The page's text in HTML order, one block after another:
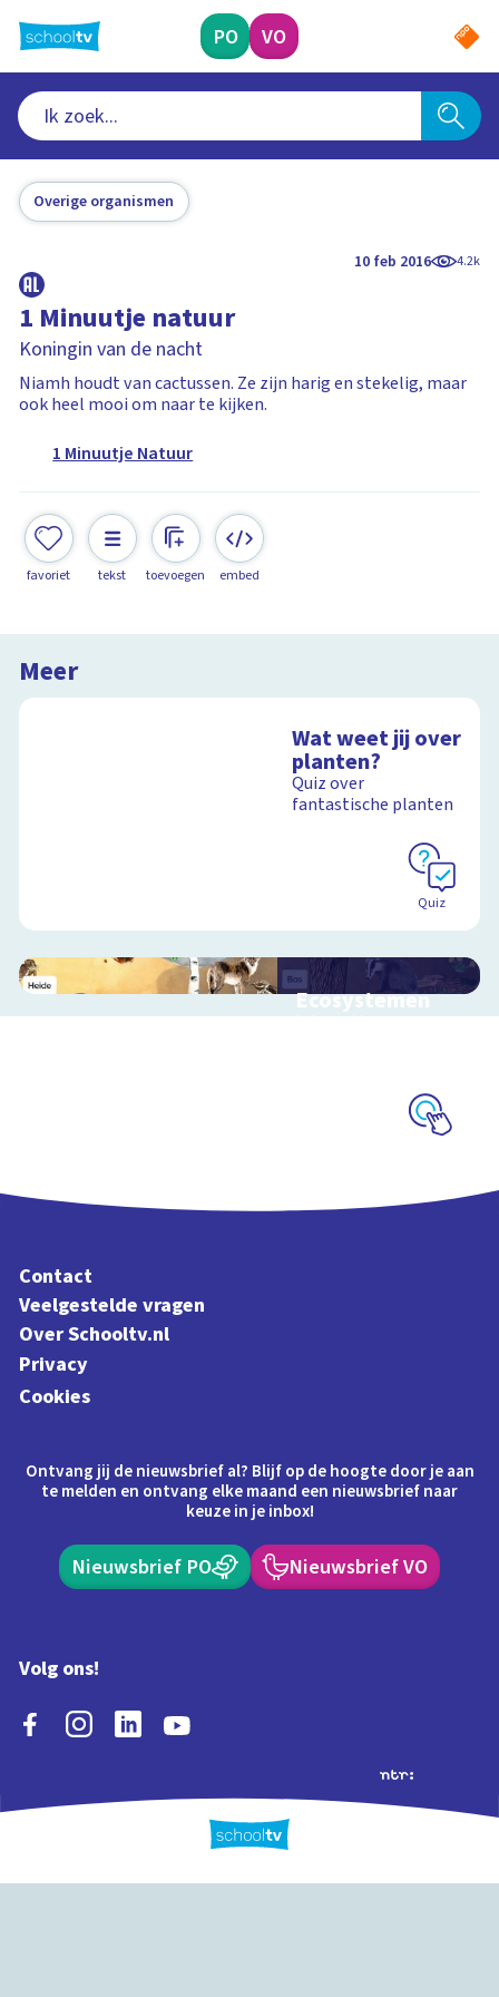
naar
hoofdinhoud
PO VO
Overige organismen
10 feb 2016 4.2k
1 Minuutje natuur
Koningin van de nacht
Niamh houdt van cactussen. Ze zijn harig en stekelig, maar
ook heel mooi om naar te kijken.
1 Minuutje Natuur
favoriet tekst toevoegen embed
Meer
Wat weet jij over
planten?
Quiz over
fantastische planten
Quiz
Ecosystemen
Interactieve
Contact
Veelgestelde vragen
Over Schooltv.nl
Privacy
Cookies
Ontvang jij de nieuwsbrief al? Blijf op de hoogte door je aan
te melden en ontvang elke maand een nieuwsbrief naar
keuze in je inbox!
Nieuwsbrief PO Nieuwsbrief VO
Volg ons!